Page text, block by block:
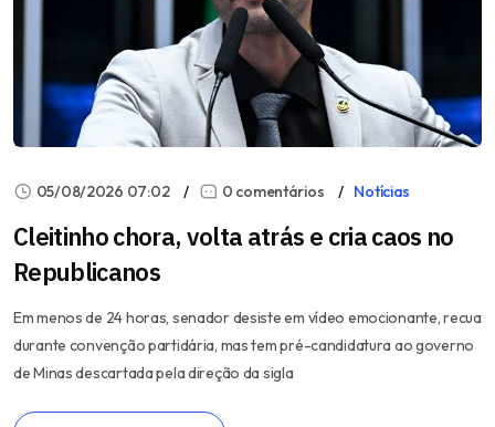
05/08/2026 07:02 0 comentários Notícias
Cleitinho chora, volta atrás e cria caos no
Republicanos
Em menos de 24 horas, senador desiste em vídeo emocionante, recua
durante convenção partidária, mas tem pré-candidatura ao governo
de Minas descartada pela direção da sigla